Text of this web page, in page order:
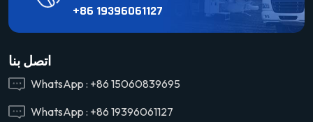
+86 19396061127
اتصل بنا
WhatsApp : +86 15060839695
WhatsApp : +86 19396061127